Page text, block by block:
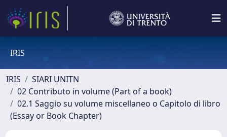
IRIS
IRIS
SIARI UNITN
02 Contributo in volume (Part of a book)
02.1 Saggio su volume miscellaneo o Capitolo di libro
(Essay or Book Chapter)